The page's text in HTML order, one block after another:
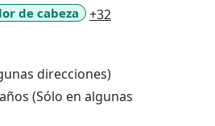
de cabeza +32
direcciones)
(Sólo en algunas